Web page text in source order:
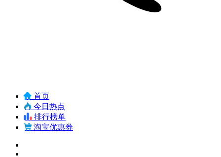
首页
今日热点
排行榜单
淘宝优惠券